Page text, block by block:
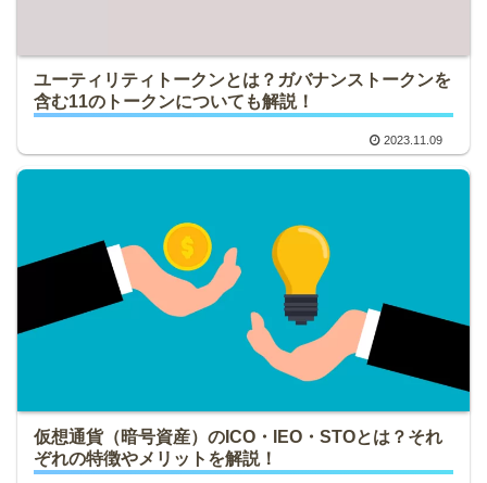
ユーティリティトークンとは？ガバナンストークンを
含む11のトークンについても解説！
2023.11.09
仮想通貨（暗号資産）のICO・IEO・STOとは？それ
ぞれの特徴やメリットを解説！